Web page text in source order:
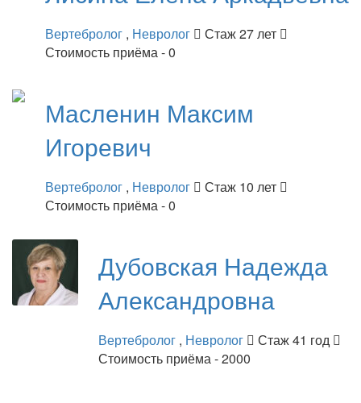
Вертебролог , Невролог
Стаж 27 лет
Стоимость приёма - 0
Масленин Максим
Игоревич
Вертебролог , Невролог
Стаж 10 лет
Стоимость приёма - 0
Дубовская Надежда
Александровна
Вертебролог , Невролог
Стаж 41 год
Стоимость приёма - 2000